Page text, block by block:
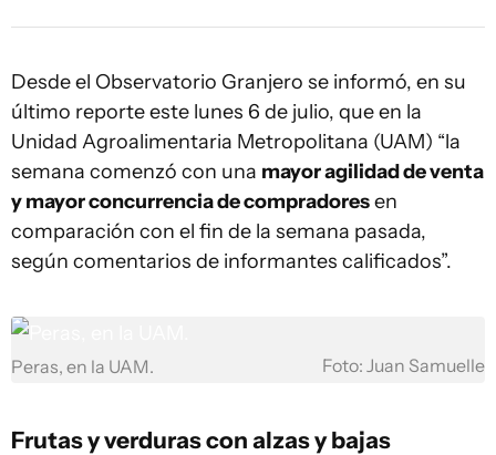
Desde el Observatorio Granjero se informó, en su
último reporte este lunes 6 de julio, que en la
Unidad Agroalimentaria Metropolitana (UAM) “la
semana comenzó con una mayor agilidad de venta
y mayor concurrencia de compradoresen
comparación con el fin de la semana pasada,
según comentarios de informantes calificados”.
Peras, en la UAM. Foto: Juan Samuelle
Frutas y verduras con alzas y bajas